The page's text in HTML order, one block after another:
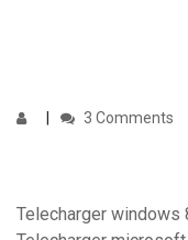
3 Comments
Telecharger